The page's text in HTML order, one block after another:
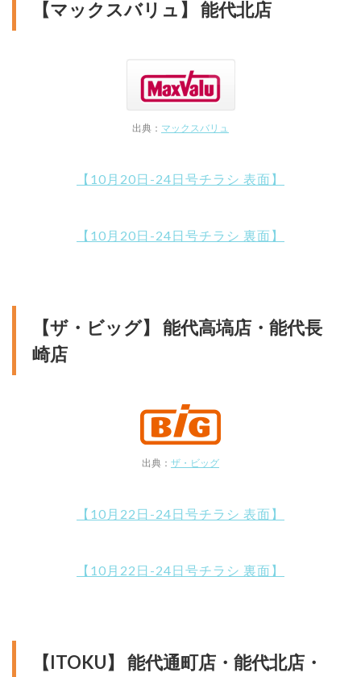
【マックスバリュ】 能代北店
出典： マックスバリュ
【10月20日-24日号チラシ 表面】
【10月20日-24日号チラシ 裏面】
【ザ・ビッグ】 能代高塙店・能代長
崎店
出典： ザ・ビッグ
【10月22日-24日号チラシ 表面】
【10月22日-24日号チラシ 裏面】
【ITOKU】 能代通町店・能代北店・